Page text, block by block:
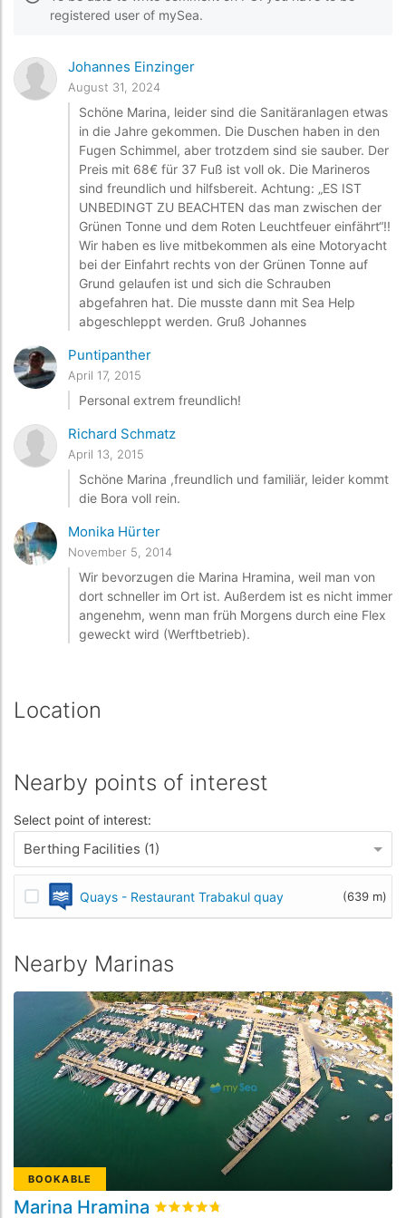
registered user of mySea.
Johannes Einzinger
August 31, 2024
Schöne Marina, leider sind die Sanitäranlagen etwas
in die Jahre gekommen. Die Duschen haben in den
Fugen Schimmel, aber trotzdem sind sie sauber. Der
Preis mit 68€ für 37 Fuß ist voll ok. Die Marineros
sind freundlich und hilfsbereit. Achtung: „ES IST
UNBEDINGT ZU BEACHTEN das man zwischen der
Grünen Tonne und dem Roten Leuchtfeuer einfährt“!!
Wir haben es live mitbekommen als eine Motoryacht
bei der Einfahrt rechts von der Grünen Tonne auf
Grund gelaufen ist und sich die Schrauben
abgefahren hat. Die musste dann mit Sea Help
abgeschleppt werden. Gruß Johannes
Puntipanther
April 17, 2015
Personal extrem freundlich!
Richard Schmatz
April 13, 2015
Schöne Marina ,freundlich und familiär, leider kommt
die Bora voll rein.
Monika Hürter
November 5, 2014
Wir bevorzugen die Marina Hramina, weil man von
dort schneller im Ort ist. Außerdem ist es nicht immer
angenehm, wenn man früh Morgens durch eine Flex
geweckt wird (Werftbetrieb).
Location
Nearby points of interest
Select point of interest:
Berthing Facilities (1)
Quays - Restaurant Trabakul quay (639 m)
Nearby Marinas
BOOKABLE
Marina Hramina Rated4.7/5 based on